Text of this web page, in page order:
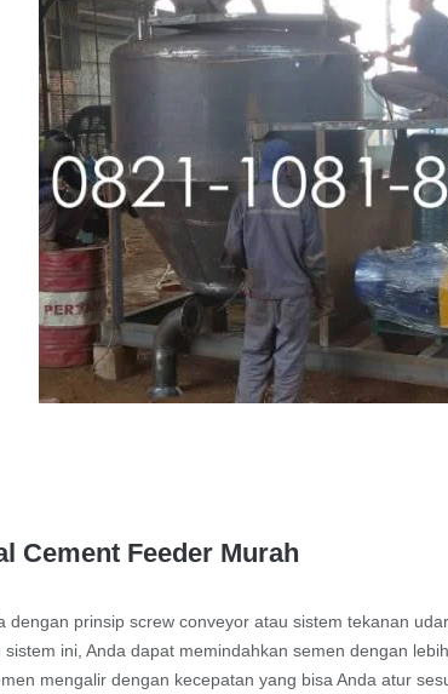
Cement Feeder Murah
dengan prinsip screw conveyor atau sistem tekanan
sistem ini, Anda dapat memindahkan semen dengan
mengalir dengan kecepatan yang bisa Anda atur